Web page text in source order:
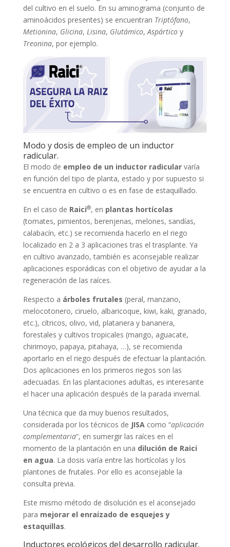
del cultivo en el suelo. En su aminograma (conjunto de
aminoácidos presentes) se encuentran Triptófano,
Metionina, Glicina, Lisina, Glutámico, Aspárticoy
Treonina, por ejemplo.
Modo y dosis de empleo de un inductor
radicular.
El modo de empleo de un inductor radicularvaría
en función del tipo de planta, estado y por supuesto si
se encuentra en cultivo o es en fase de estaquillado.
En el caso de Raici®, en plantas hortícolas
(tomates, pimientos, berenjenas, melones, sandías,
calabacín, etc.) se recomienda hacerlo en el riego
localizado en 2 a 3 aplicaciones tras el trasplante. Ya
en cultivo avanzado, también es aconsejable realizar
aplicaciones esporádicas con el objetivo de ayudar a la
regeneración de las raíces.
Respecto a árboles frutales (peral, manzano,
melocotonero, ciruelo, albaricoque, kiwi, kaki, granado,
etc.), cítricos, olivo, vid, platanera y bananera,
forestales y cultivos tropicales (mango, aguacate,
chirimoyo, papaya, pitahaya, …), se recomienda
aportarlo en el riego después de efectuar la plantación.
Dos aplicaciones en los primeros riegos son las
adecuadas. En las plantaciones adultas, es interesante
el hacer una aplicación después de la parada invernal.
Una técnica que da muy buenos resultados,
considerada por los técnicos de JISAcomo “aplicación
complementaria”, en sumergir las raíces en el
momento de la plantación en una dilución de Raici
en agua. La dosis varía entre las hortícolas y los
plantones de frutales. Por ello es aconsejable la
consulta previa.
Este mismo método de disolución es el aconsejado
para mejorar el enraizado de esquejes y
estaquillas.
Inductores ecológicos del desarrollo radicular.